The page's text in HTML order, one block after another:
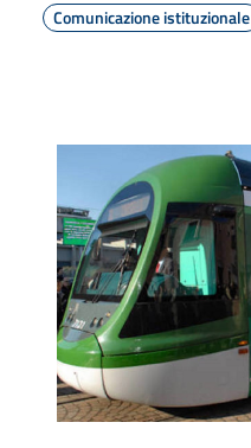
Comunicazione istituzionale